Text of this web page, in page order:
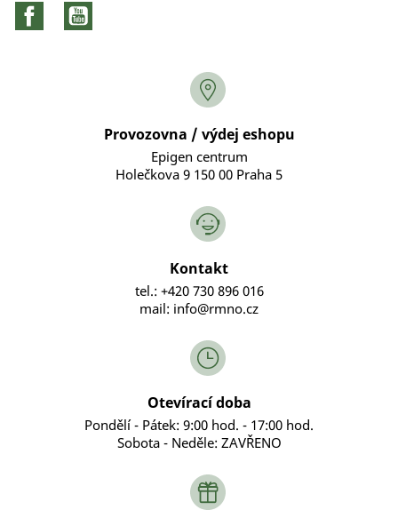
Facebook
Provozovna / výdej eshopu
Epigen centrum
Holečkova 9 150 00 Praha 5
Kontakt
tel.: +420 730 896 016
mail: info@rmno.cz
Otevírací doba
Pondělí - Pátek: 9:00 hod. - 17:00 hod.
Sobota - Neděle: ZAVŘENO